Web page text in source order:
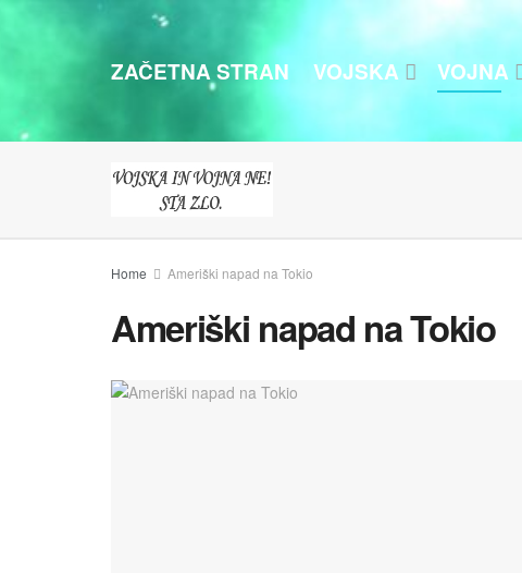
ZAČETNA STRAN VOJSKA VOJNA
Home Ameriški napad na Tokio
Ameriški napad na Tokio